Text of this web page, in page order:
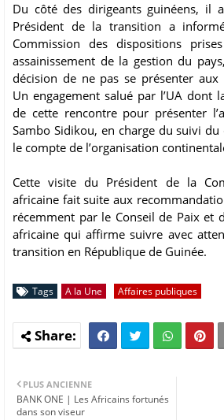
Du côté des dirigeants guinéens, il
Président de la transition a
Commission des dispositions
assainissement de la gestion du
décision de ne pas se présenter aux
Un engagement salué par l’UA dont
de cette rencontre pour présenter
Sambo Sidikou, en charge du suivi
le compte de l’organisation
Cette visite du Président de la
africaine fait suite aux
récemment par le Conseil de Paix et
africaine qui affirme suivre avec
transition en République de Guinée.
Tags A la Une Affaires publiques
PLUS ANCIENNE
BANK ONE | Les Africains fortunés
dans son viseur